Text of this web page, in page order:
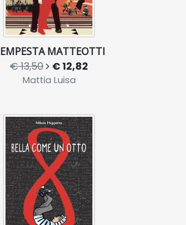
MATTEOTTI
€ 13,50 € 12,82
Mattia Luisa